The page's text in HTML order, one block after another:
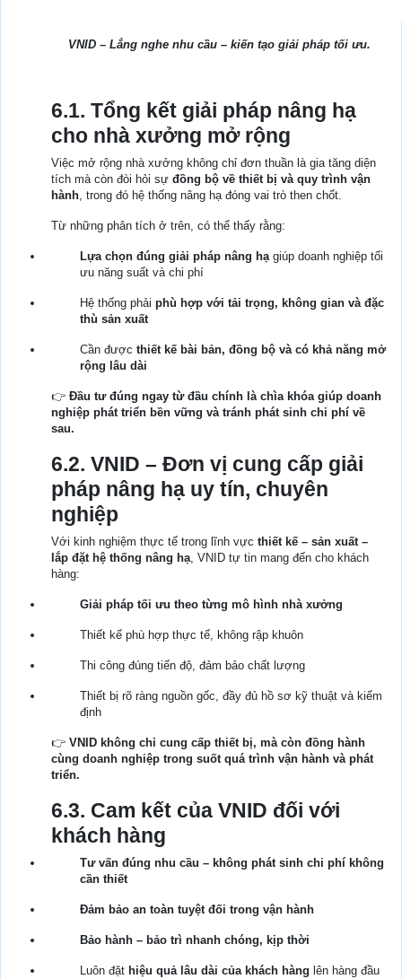
VNID – Lắng nghe nhu cầu – kiến tạo giải pháp tối ưu.
6.1. Tổng kết giải pháp nâng hạ
cho nhà xưởng mở rộng
Việc mở rộng nhà xưởng không chỉ đơn thuần là gia tăng diện
tích mà còn đòi hỏi sự đồng bộ về thiết bị và quy trình vận
hành, trong đó hệ thống nâng hạ đóng vai trò then chốt.
Từ những phân tích ở trên, có thể thấy rằng:
Lựa chọn đúng giải pháp nâng hạgiúp doanh nghiệp tối
ưu năng suất và chi phí
Hệ thống phải phù hợp với tải trọng, không gian và đặc
thù sản xuất
Cần được thiết kế bài bản, đồng bộ và có khả năng mở
rộng lâu dài
👉 Đầu tư đúng ngay từ đầu chính là chìa khóa giúp doanh
nghiệp phát triển bền vững và tránh phát sinh chi phí về
sau.
6.2. VNID – Đơn vị cung cấp giải
pháp nâng hạ uy tín, chuyên
nghiệp
Với kinh nghiệm thực tế trong lĩnh vực thiết kế – sản xuất –
lắp đặt hệ thống nâng hạ, VNID tự tin mang đến cho khách
hàng:
Giải pháp tối ưu theo từng mô hình nhà xưởng
Thiết kế phù hợp thực tế, không rập khuôn
Thi công đúng tiến độ, đảm bảo chất lượng
Thiết bị rõ ràng nguồn gốc, đầy đủ hồ sơ kỹ thuật và kiểm
định
👉 VNID không chỉ cung cấp thiết bị, mà còn đồng hành
cùng doanh nghiệp trong suốt quá trình vận hành và phát
triển.
6.3. Cam kết của VNID đối với
khách hàng
Tư vấn đúng nhu cầu – không phát sinh chi phí không
cần thiết
Đảm bảo an toàn tuyệt đối trong vận hành
Bảo hành – bảo trì nhanh chóng, kịp thời
Luôn đặt hiệu quả lâu dài của khách hàng lên hàng đầu